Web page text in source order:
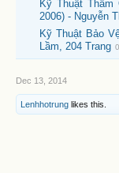
Kỹ Thuật Thâm
2006) - Nguyễn
Kỹ Thuật Bảo
Lầm, 204 Trang
Dec 13, 2014
Lenhhotrung likes this.